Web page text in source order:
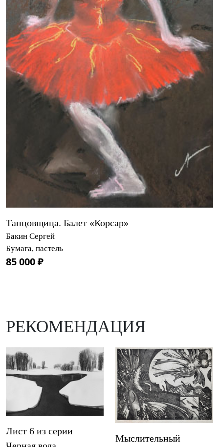
Танцовщица. Балет «Корсар»
Бакин Сергей
Бумага, пастель
85 000 ₽
РЕКОМЕНДАЦИЯ
Лист 6 из серии
Мыслительный